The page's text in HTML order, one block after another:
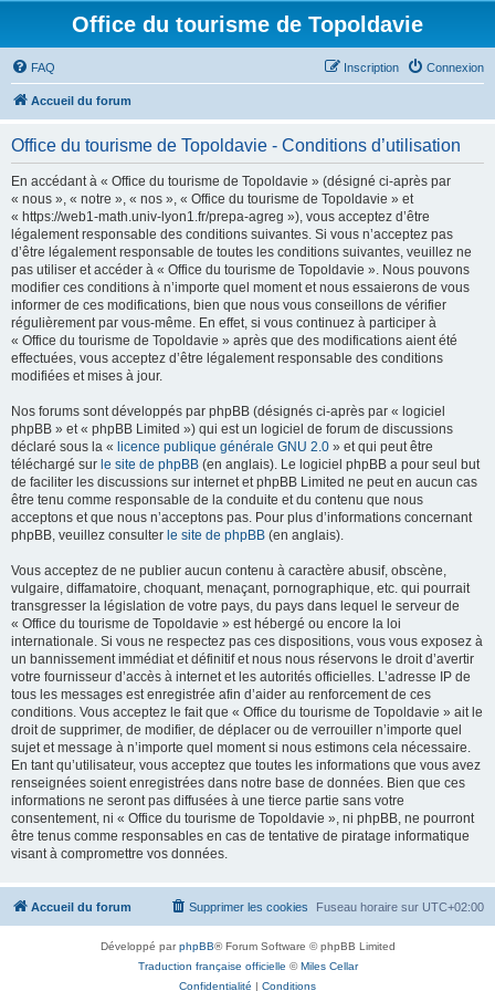
Office du tourisme de Topoldavie
FAQ Connexion
Inscription
Accueil du forum
Office du tourisme de Topoldavie - Conditions d’utilisation
En accédant à « Office du tourisme de Topoldavie » (désigné ci-après par
« nous », « notre », « nos », « Office du tourisme de Topoldavie » et
« https://web1-math.univ-lyon1.fr/prepa-agreg »), vous acceptez d’être
légalement responsable des conditions suivantes. Si vous n’acceptez pas
d’être légalement responsable de toutes les conditions suivantes, veuillez ne
pas utiliser et accéder à « Office du tourisme de Topoldavie ». Nous pouvons
modifier ces conditions à n’importe quel moment et nous essaierons de vous
informer de ces modifications, bien que nous vous conseillons de vérifier
régulièrement par vous-même. En effet, si vous continuez à participer à
« Office du tourisme de Topoldavie » après que des modifications aient été
effectuées, vous acceptez d’être légalement responsable des conditions
modifiées et mises à jour.
Nos forums sont développés par phpBB (désignés ci-après par « logiciel
phpBB » et « phpBB Limited ») qui est un logiciel de forum de discussions
déclaré sous la « licence publique générale GNU 2.0 » et qui peut être
téléchargé sur le site de phpBB (en anglais). Le logiciel phpBB a pour seul but
de faciliter les discussions sur internet et phpBB Limited ne peut en aucun cas
être tenu comme responsable de la conduite et du contenu que nous
acceptons et que nous n’acceptons pas. Pour plus d’informations concernant
phpBB, veuillez consulter le site de phpBB (en anglais).
Vous acceptez de ne publier aucun contenu à caractère abusif, obscène,
vulgaire, diffamatoire, choquant, menaçant, pornographique, etc. qui pourrait
transgresser la législation de votre pays, du pays dans lequel le serveur de
« Office du tourisme de Topoldavie » est hébergé ou encore la loi
internationale. Si vous ne respectez pas ces dispositions, vous vous exposez à
un bannissement immédiat et définitif et nous nous réservons le droit d’avertir
votre fournisseur d’accès à internet et les autorités officielles. L’adresse IP de
tous les messages est enregistrée afin d’aider au renforcement de ces
conditions. Vous acceptez le fait que « Office du tourisme de Topoldavie » ait le
droit de supprimer, de modifier, de déplacer ou de verrouiller n’importe quel
sujet et message à n’importe quel moment si nous estimons cela nécessaire.
En tant qu’utilisateur, vous acceptez que toutes les informations que vous avez
renseignées soient enregistrées dans notre base de données. Bien que ces
informations ne seront pas diffusées à une tierce partie sans votre
consentement, ni « Office du tourisme de Topoldavie », ni phpBB, ne pourront
être tenus comme responsables en cas de tentative de piratage informatique
visant à compromettre vos données.
Accueil du forum Fuseau horaire sur UTC+02:00
Supprimer les cookies
Développé parphpBB® Forum Software © phpBB Limited
Traduction française officielle ©Miles Cellar
Confidentialité | Conditions